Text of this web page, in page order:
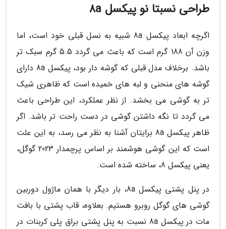
طراحی نسبتا نو پیکسل 8a
اگرچه ابعاد پیکسل 8a شبیه به نسل قبلی خود است، اما
وزن آن 188 گرم است که باعث می گردد 5.5 گرم سبک تر
باشد. برخلاف مدل قبلی که گوشه دار بود، پیکسل 8a دارای
گوشه های منحنی و لبه های خمیده است که ظاهری شیک
تر به گوشی می بخشد. از نظر عملکرد، این طراحی باعث
می گردد تا نگه داشتن گوشی در دست راحت تر باشد. اگر
ظاهر پیکسل 8a برایتان آشنا به نظر می رسد، به این علت
است که این گوشی هوشمند بر اساس پرچمدار 2023 گوگل،
یعنی پیکسل 8، ساخته شده است.
در پنل پشتی پیکسل 8a، بار دیگر با همان ماژول دوربین
گوشی های گوگل روبرو هستیم. بعلاوه، قاب پشتی با بافت
مات در پیکسل 8a نسبت به پنل پشتی براق پلی کربنات در